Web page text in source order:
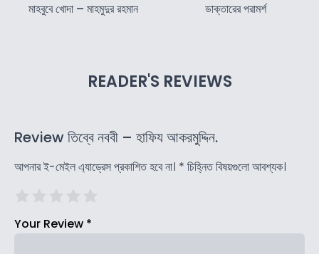
মাহবুবে খোদা – মাহমুদুর রহমান ডাক্তারের পরামর্শ
READER'S REVIEWS
Review তিব্বে নববী – হাফিয আকরমুদ্দিন.
আপনার ই-মেইল এ্যাড্রেস প্রকাশিত হবে না। * চিহ্নিত বিষয়গুলো আবশ্যক।
Your Review *